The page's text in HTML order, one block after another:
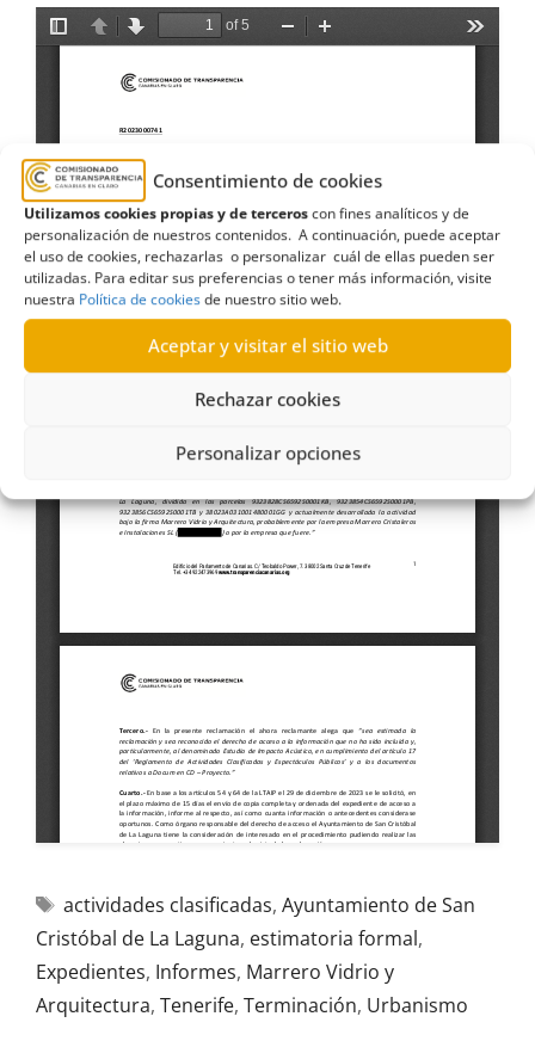
Consentimiento de cookies
Utilizamos cookies propias y de terceroscon fines analíticos y de
personalización de nuestros contenidos. A continuación, puede aceptar
el uso de cookies, rechazarlas o personalizar cuál de ellas pueden ser
utilizadas. Para editar sus preferencias o tener más información, visite
nuestra Política de cookiesde nuestro sitio web.
Aceptar y visitar el sitio web
Rechazar cookies
Personalizar opciones
actividades clasificadas, Ayuntamiento de San
Cristóbal de La Laguna, estimatoria formal,
Expedientes, Informes, Marrero Vidrio y
Arquitectura, Tenerife, Terminación, Urbanismo